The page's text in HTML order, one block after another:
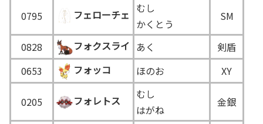
0795 フェローチェ むし
かくとう
SM
0828 フォクスライ あく
剣盾
0653
フォッコ ほのお XY
0205 フォレトス
むし
はがね
金銀